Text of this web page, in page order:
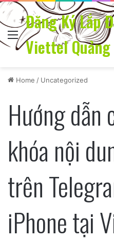
Menu
Đăng Ký Lắp
Viettel
Home / Uncategorized
Hướng dẫn
khóa nội
trên
iPhone tại